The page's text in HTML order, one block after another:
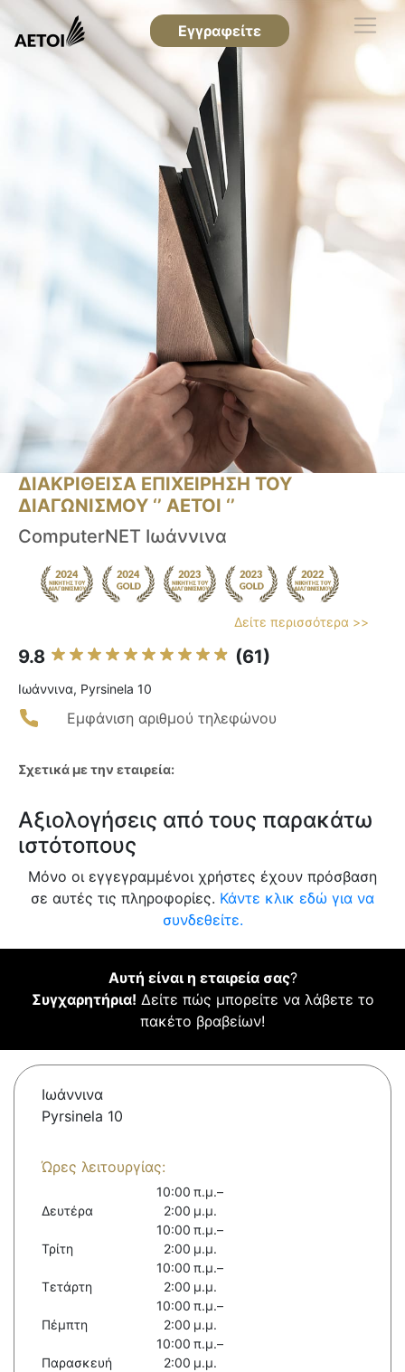
Εγγραφείτε
ΔΙΑΚΡΙΘΕΙΣΑ ΕΠΙΧΕΙΡΗΣΗ ΤΟΥ
ΔΙΑΓΩΝΙΣΜΟΥ ‘’ ΑΕΤΟΙ ‘’
ComputerNET Ιωάννινα
Δείτε περισσότερα >>
9.8 (61)
Ιωάννινα, Pyrsinela 10
Εμφάνιση αριθμού τηλεφώνου
Σχετικά με την εταιρεία:
Αξιολογήσεις από τους παρακάτω
ιστότοπους
Μόνο οι εγγεγραμμένοι χρήστες έχουν πρόσβαση
σε αυτές τις πληροφορίες. Κάντε κλικ εδώ για να
συνδεθείτε.
Αυτή είναι η εταιρεία σας?
Συγχαρητήρια! Δείτε πώς μπορείτε να λάβετε το
πακέτο βραβείων!
Ιωάννινα
Pyrsinela 10
Ώρες λειτουργίας:
Δευτέρα
10:00 π.μ.–
2:00 μ.μ.
Τρίτη
10:00 π.μ.–
2:00 μ.μ.
Τετάρτη
10:00 π.μ.–
2:00 μ.μ.
Πέμπτη
10:00 π.μ.–
2:00 μ.μ.
Παρασκευή
10:00 π.μ.–
2:00 μ.μ.